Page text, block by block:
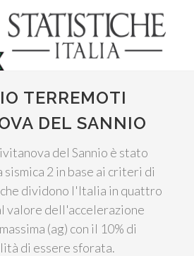
TERREMOTI
DEL SANNIO
del Sannio è stato
2 in base ai criteri di
dividono l'Italia in quattro
valore dell'accelerazione
(ag) con il 10% di
di essere sforata.